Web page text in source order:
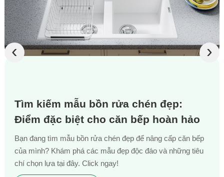
Tìm kiếm mẫu bồn rửa chén đẹp:
Điểm đặc biệt cho căn bếp hoàn hảo
Bạn đang tìm mẫu bồn rửa chén đẹp để nâng cấp căn bếp
của mình? Khám phá các mẫu đẹp độc đáo và những tiêu
chí chọn lựa tại đây. Click ngay!
‹ ›